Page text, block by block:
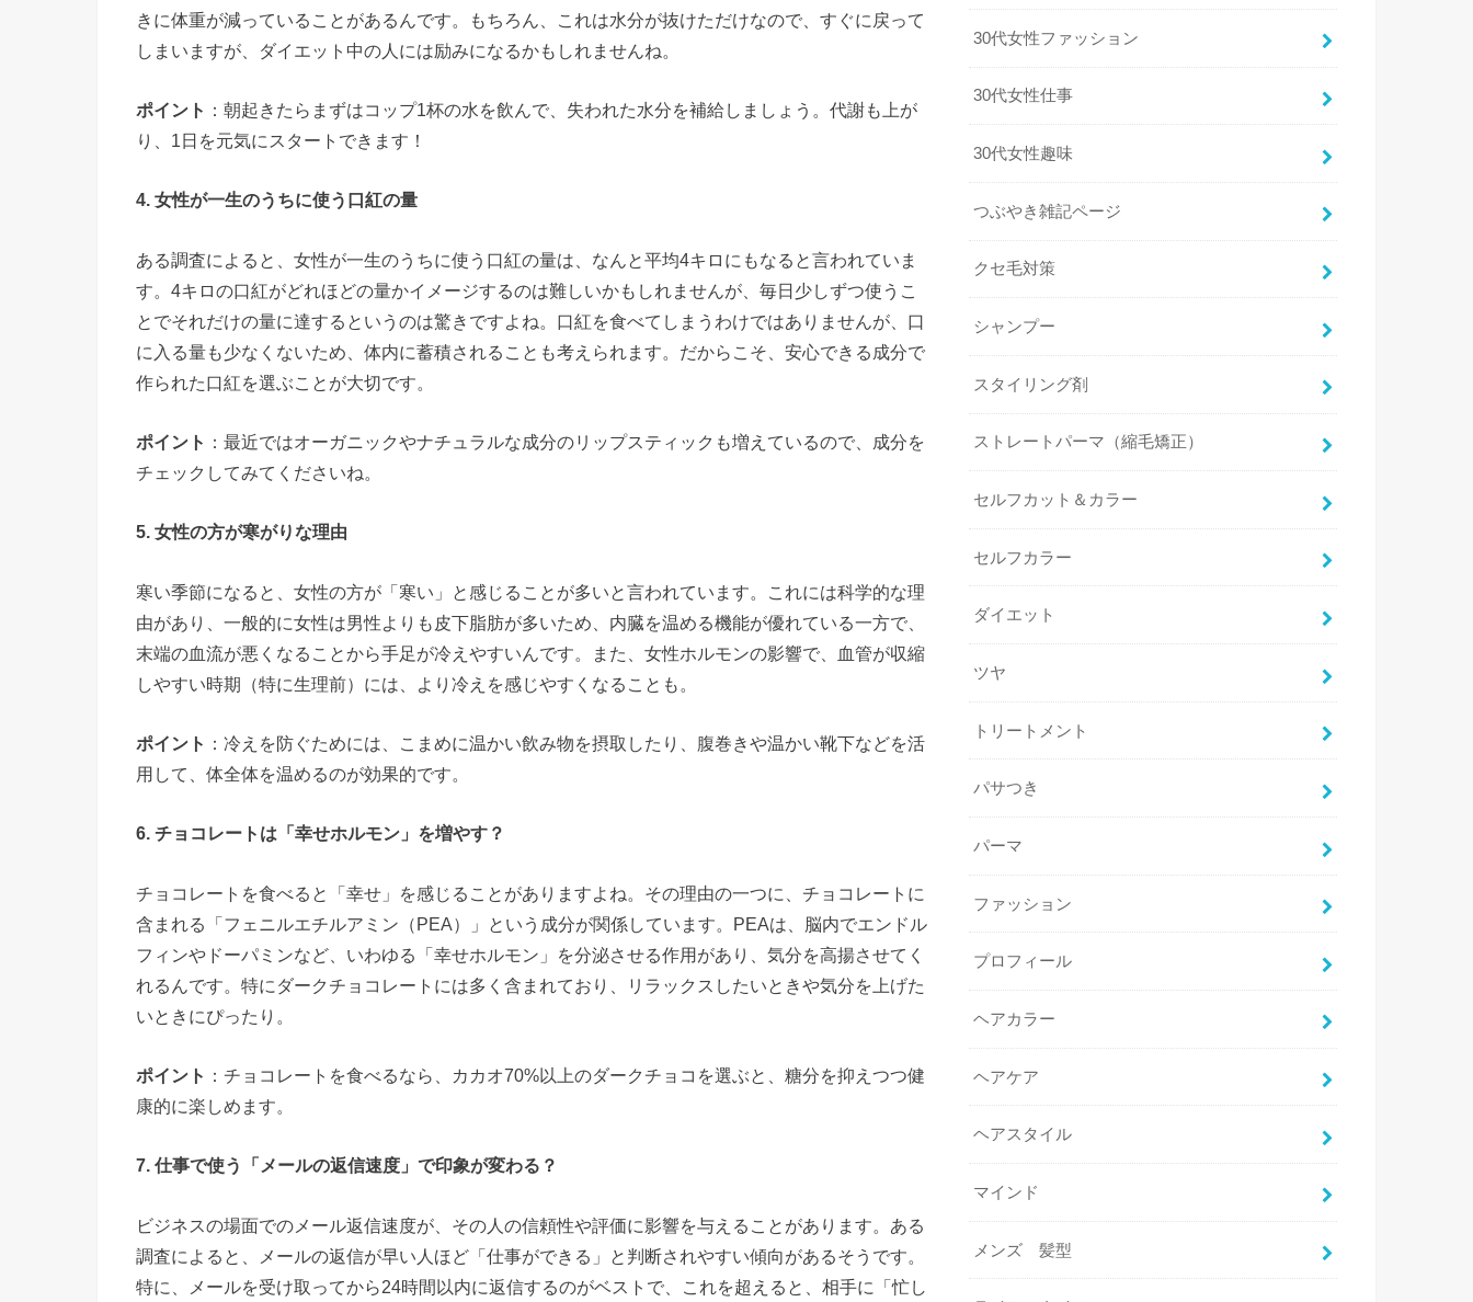
きに体重が減っていることがあるんです。もちろん、これは水分が抜けただけなので、すぐに戻って
しまいますが、ダイエット中の人には励みになるかもしれませんね。
ポイント ：朝起きたらまずはコップ1杯の水を飲んで、失われた水分を補給しましょう。代謝も上が
り、1日を元気にスタートできます！
4. 女性が一生のうちに使う口紅の量
ある調査によると、女性が一生のうちに使う口紅の量は、なんと平均4キロにもなると言われていま
す。4キロの口紅がどれほどの量かイメージするのは難しいかもしれませんが、毎日少しずつ使うこ
とでそれだけの量に達するというのは驚きですよね。口紅を食べてしまうわけではありませんが、口
に入る量も少なくないため、体内に蓄積されることも考えられます。だからこそ、安心できる成分で
作られた口紅を選ぶことが大切です。
ポイント ：最近ではオーガニックやナチュラルな成分のリップスティックも増えているので、成分を
チェックしてみてくださいね。
5. 女性の方が寒がりな理由
寒い季節になると、女性の方が「寒い」と感じることが多いと言われています。これには科学的な理
由があり、一般的に女性は男性よりも皮下脂肪が多いため、内臓を温める機能が優れている一方で、
末端の血流が悪くなることから手足が冷えやすいんです。また、女性ホルモンの影響で、血管が収縮
しやすい時期（特に生理前）には、より冷えを感じやすくなることも。
ポイント ：冷えを防ぐためには、こまめに温かい飲み物を摂取したり、腹巻きや温かい靴下などを活
用して、体全体を温めるのが効果的です。
6. チョコレートは「幸せホルモン」を増やす？
チョコレートを食べると「幸せ」を感じることがありますよね。その理由の一つに、チョコレートに
含まれる「フェニルエチルアミン（PEA）」という成分が関係しています。PEAは、脳内でエンドル
フィンやドーパミンなど、いわゆる「幸せホルモン」を分泌させる作用があり、気分を高揚させてく
れるんです。特にダークチョコレートには多く含まれており、リラックスしたいときや気分を上げた
いときにぴったり。
ポイント ：チョコレートを食べるなら、カカオ70%以上のダークチョコを選ぶと、糖分を抑えつつ健
康的に楽しめます。
7. 仕事で使う「メールの返信速度」で印象が変わる？
ビジネスの場面でのメール返信速度が、その人の信頼性や評価に影響を与えることがあります。ある
調査によると、メールの返信が早い人ほど「仕事ができる」と判断されやすい傾向があるそうです。
特に、メールを受け取ってから24時間以内に返信するのがベストで、これを超えると、相手に「忙し
30代女性ファッション
30代女性仕事
30代女性趣味
つぶやき雑記ページ
クセ毛対策
シャンプー
スタイリング剤
ストレートパーマ（縮毛矯正）
セルフカット＆カラー
セルフカラー
ダイエット
ツヤ
トリートメント
パサつき
パーマ
ファッション
プロフィール
ヘアカラー
ヘアケア
ヘアスタイル
マインド
メンズ 髪型